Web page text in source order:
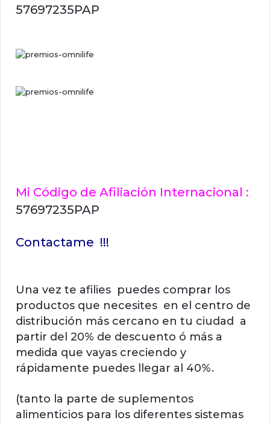
57697235PAP
Mi Código de Afiliación Internacional :
57697235PAP
Contactame !!!
Una vez te afilies puedes comprar los
productos que necesites en el centro de
distribución más cercano en tu ciudad a
partir del 20% de descuento ó más a
medida que vayas creciendo y
rápidamente puedes llegar al 40%.
(tanto la parte de suplementos
alimenticios para los diferentes sistemas